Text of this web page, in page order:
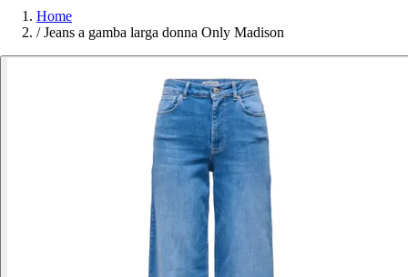
Home
/ Jeans a gamba larga donna Only Madison